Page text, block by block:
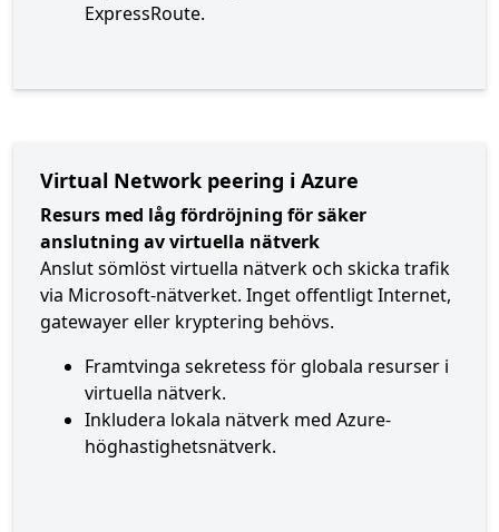
ExpressRoute.
Virtual Network peering i Azure
Resurs med låg fördröjning för säker
anslutning av virtuella nätverk
Anslut sömlöst virtuella nätverk och skicka trafik
via Microsoft-nätverket. Inget offentligt Internet,
gatewayer eller kryptering behövs.
Framtvinga sekretess för globala resurser i
virtuella nätverk.
Inkludera lokala nätverk med Azure-
höghastighetsnätverk.